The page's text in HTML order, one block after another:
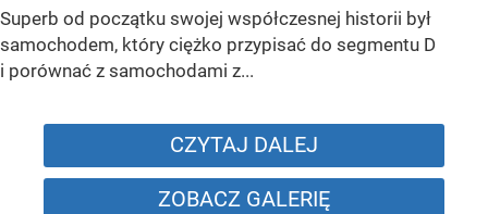
Superb od początku swojej współczesnej historii był
samochodem, który ciężko przypisać do segmentu D
i porównać z samochodami z...
CZYTAJ DALEJ
ZOBACZ GALERIĘ